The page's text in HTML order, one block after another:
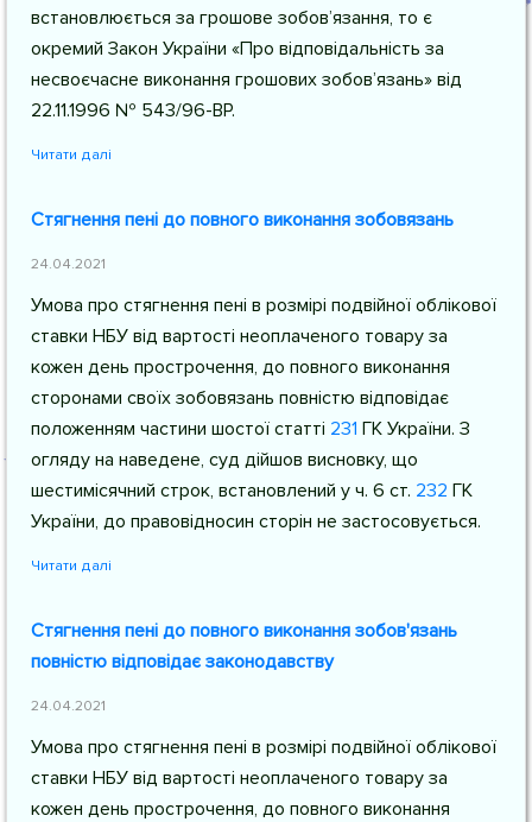
встановлюється за грошове зобов’язання, то є
окремий Закон України «Про відповідальність за
несвоєчасне виконання грошових зобов’язань» від
22.11.1996 № 543/96-ВР.
Читати далі
Стягнення пені до повного виконання зобовязань
24.04.2021
Умова про стягнення пені в розмірі подвійної облікової
ставки НБУ від вартості неоплаченого товару за
кожен день прострочення, до повного виконання
сторонами своїх зобовязань повністю відповідає
положенням частини шостої статті 231 ГК України. З
огляду на наведене, суд дійшов висновку, що
шестимісячний строк, встановлений у ч. 6 ст. 232 ГК
України, до правовідносин сторін не застосовується.
Читати далі
Стягнення пені до повного виконання зобов'язань
повністю відповідає законодавству
24.04.2021
Умова про стягнення пені в розмірі подвійної облікової
ставки НБУ від вартості неоплаченого товару за
кожен день прострочення, до повного виконання